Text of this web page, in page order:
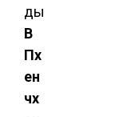
В
Пх
ен
чх